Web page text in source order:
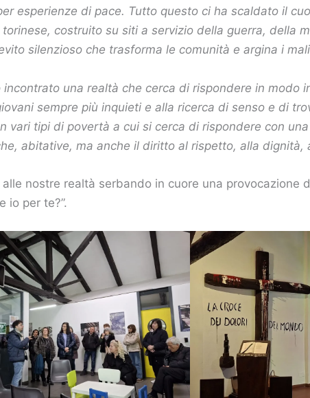
esperienze di pace. Tutto questo ci ha scaldato il
costruito su siti a servizio della guerra, della
silenzioso che trasforma le comunità e argina i
incontrato una realtà che cerca di rispondere in
sempre più inquieti e alla ricerca di senso e di
vari tipi di povertà a cui si cerca di rispondere con
abitative, ma anche il diritto al rispetto, alla
alle nostre realtà serbando in cuore una provocazione
io per te?”.